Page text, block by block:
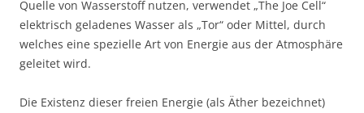
Quelle von Wasserstoff nutzen, verwendet „The Joe Cell“
elektrisch geladenes Wasser als „Tor“ oder Mittel, durch
welches eine spezielle Art von Energie aus der Atmosphäre
geleitet wird.
Die Existenz dieser freien Energie (als Äther bezeichnet)